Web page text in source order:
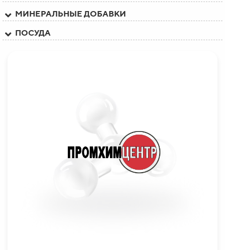
МИНЕРАЛЬНЫЕ ДОБАВКИ
ПОСУДА